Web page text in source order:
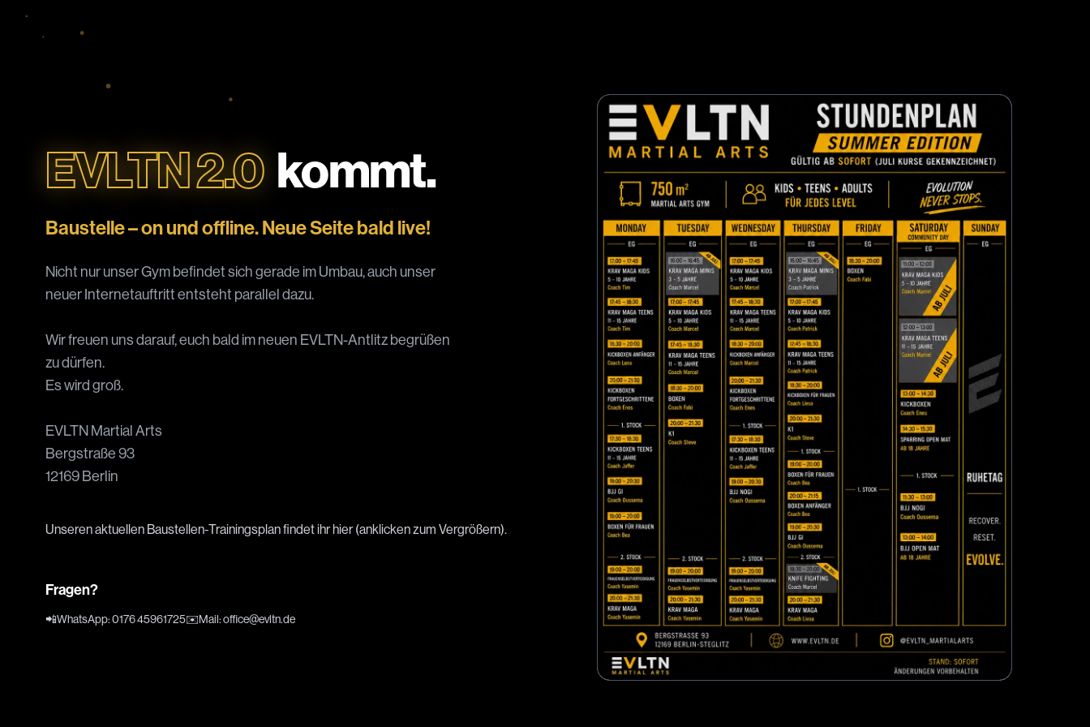
EVLTN 2.0 kommt.
Baustelle – on und offline. Neue Seite bald live!
Nicht nur unser Gym befindet sich gerade im Umbau, auch unser
neuer Internetauftritt entsteht parallel dazu.
Wir freuen uns darauf, euch bald im neuen EVLTN-Antlitz begrüßen
zu dürfen.
Es wird groß.
EVLTN Martial Arts
Bergstraße 93
12169 Berlin
Unseren aktuellen Baustellen-Trainingsplan findet ihr hier (anklicken zum Vergrößern).
Fragen?
📲WhatsApp:0176 45961725✉️Mail:office@evltn.de